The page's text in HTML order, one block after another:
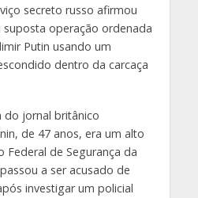
secreto russo afirmou
operação ordenada
Putin usando um
dentro da carcaça
do jornal britânico
de 47 anos, era um alto
Federal de Segurança da
a ser acusado de
investigar um policial